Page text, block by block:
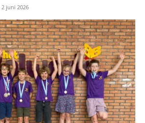
2 juni 2026